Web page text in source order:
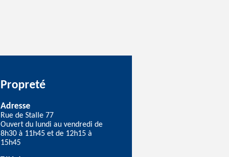
Propreté
Adresse
Rue de Stalle 77
Ouvert du lundi au vendredi de
8h30 à 11h45 et de 12h15 à
15h45